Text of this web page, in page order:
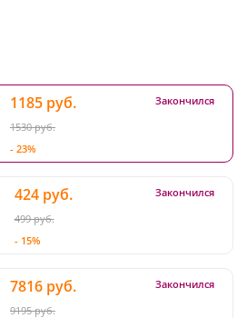
1185 руб.
1530 руб.
- 23%
Закончился
424 руб.
499 руб.
- 15%
Закончился
7816 руб.
9195 руб.
Закончился